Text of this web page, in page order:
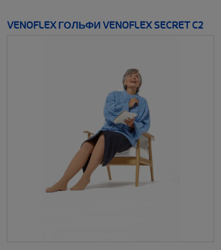
ВИРОБИ ДЛЯ ЖІНОК ПІСЛЯ
VENOFLEX ГОЛЬФИ VENOFLEX SECRET C2